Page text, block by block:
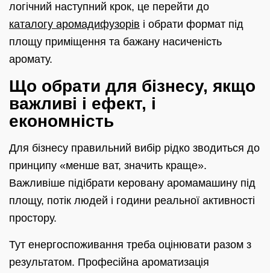
логічний наступний крок, це перейти до
каталогу аромадифузорів і обрати формат під
площу приміщення та бажану насиченість
аромату.
Що обрати для бізнесу, якщо
важливі і ефект, і
економність
Для бізнесу правильний вибір рідко зводиться до
принципу «менше ват, значить краще».
Важливіше підібрати керовану аромамашину під
площу, потік людей і години реальної активності
простору.
Тут енергоспоживання треба оцінювати разом з
результатом. Професійна ароматизація